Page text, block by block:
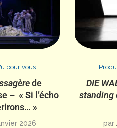
pour vous
de
– « Si l’écho
»
2026
DIE
standing
par